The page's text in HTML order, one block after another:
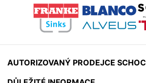
AUTORIZOVANÝ PRODEJCE